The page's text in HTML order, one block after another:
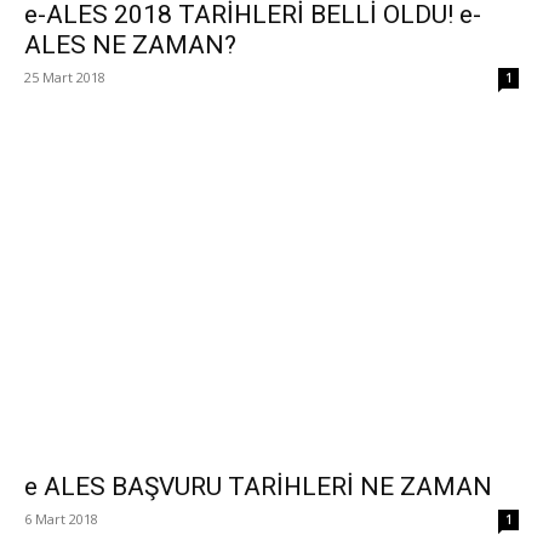
e-ALES 2018 TARİHLERİ BELLİ OLDU! e-
ALES NE ZAMAN?
25 Mart 2018 1
e ALES BAŞVURU TARİHLERİ NE ZAMAN
6 Mart 2018 1